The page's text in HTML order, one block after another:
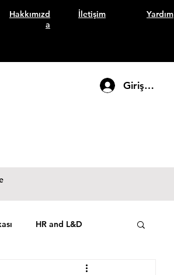
Hakkımızd
a
İletişim Yardım
Giriş Yap
HR and L&D